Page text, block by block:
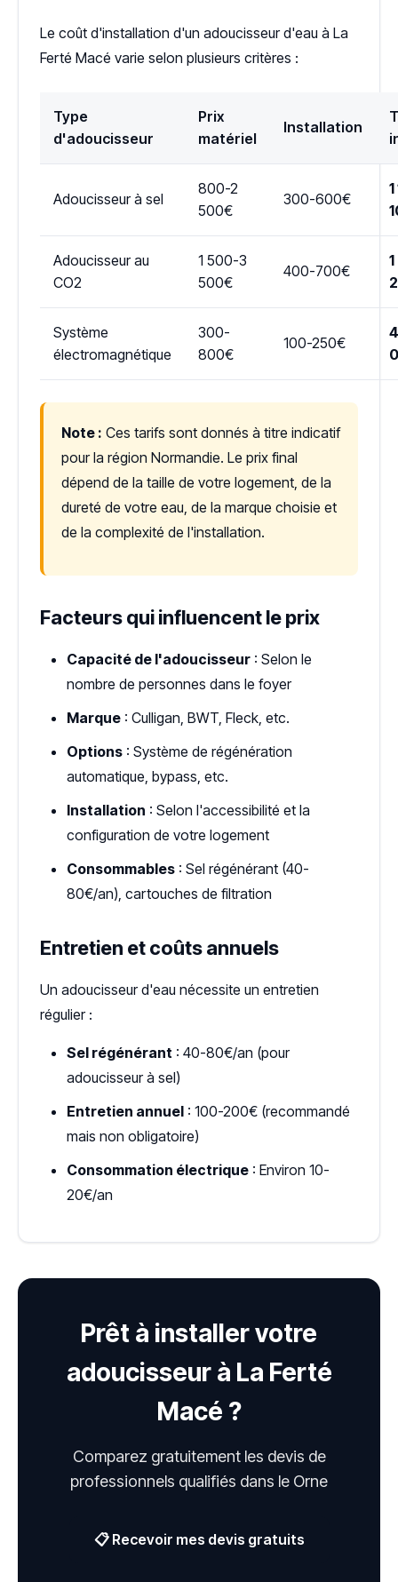
Le coût d'installation d'un adoucisseur d'eau à La
Ferté Macé varie selon plusieurs critères :
Type
d'adoucisseur
Prix
matériel
Installation
Adoucisseur à sel
800-2
500€
300-600€
Adoucisseur au
CO2
1 500-3
500€
400-700€
Système
électromagnétique
300-
800€
100-250€
Note : Ces tarifs sont donnés à titre indicatif
pour la région Normandie. Le prix final
dépend de la taille de votre logement, de la
dureté de votre eau, de la marque choisie et
de la complexité de l'installation.
Facteurs qui influencent le prix
Capacité de l'adoucisseur : Selon le
nombre de personnes dans le foyer
Marque : Culligan, BWT, Fleck, etc.
Options : Système de régénération
automatique, bypass, etc.
Installation : Selon l'accessibilité et la
configuration de votre logement
Consommables : Sel régénérant (40-
80€/an), cartouches de filtration
Entretien et coûts annuels
Un adoucisseur d'eau nécessite un entretien
régulier :
Sel régénérant : 40-80€/an (pour
adoucisseur à sel)
Entretien annuel : 100-200€ (recommandé
mais non obligatoire)
Consommation électrique : Environ 10-
20€/an
Prêt à installer votre
adoucisseur à La Ferté
Macé ?
Comparez gratuitement les devis de
professionnels qualifiés dans le Orne
📋 Recevoir mes devis gratuits